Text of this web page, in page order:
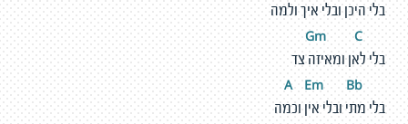
בלי היכן ובלי איך ולמה
m C
בלי לאן ומאיזה צד
Em Bb
בלי מתי ובלי אין וכמה